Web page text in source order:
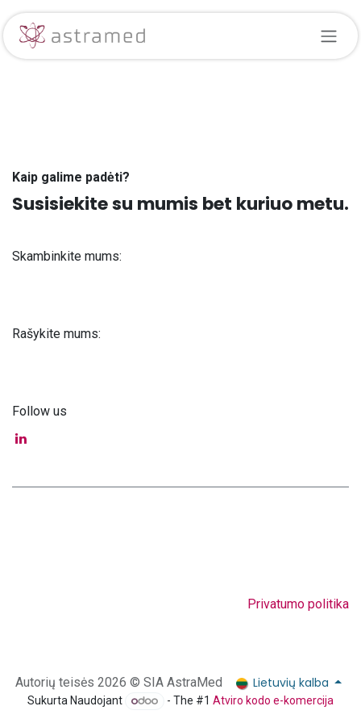
Skip to Content
Kaip galime padėti?
Susisiekite su mumis bet kuriuo metu.
Skambinkite mums:
Rašykite mums:
Follow us
Privatumo politika
Autorių teisės 2026 © SIA AstraMed Lietuvių kalba
Sukurta Naudojant - The #1 Atviro kodo e-komercija